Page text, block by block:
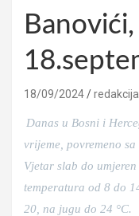
18/09/2024 redakcija
Danas u Bosni i
vrijeme, povremeno
Vjetar slab do
temperatura od 8 do
20, na jugu do 24 °C.